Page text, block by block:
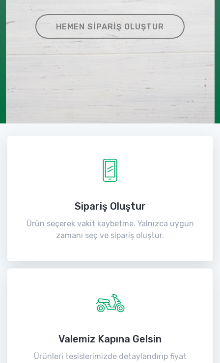
HEMEN SIPARIŞ OLUŞTUR
Sipariş Oluştur
Ürün seçerek vakit kaybetme. Yalnızca uygun
zamanı seç ve sipariş oluştur.
Valemiz Kapına Gelsin
Ürünleri tesislerimizde detaylandırıp fiyat